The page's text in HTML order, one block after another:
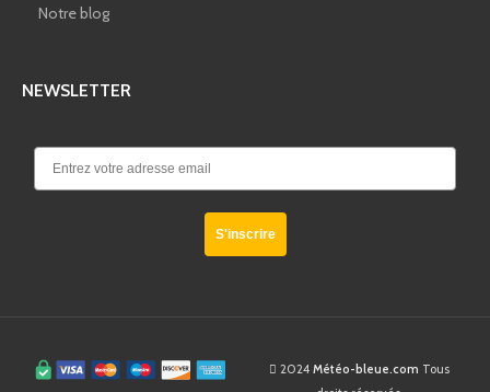
Notre blog
NEWSLETTER
S'inscrire
2024 Météo-bleue.com Tous